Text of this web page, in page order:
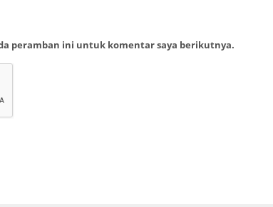
peramban ini untuk komentar saya berikutnya.